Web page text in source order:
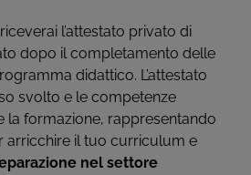
l’attestato privato di
dopo il completamento delle
didattico. L’attestato
svolto e le competenze
la formazione, rappresentando
arricchire il tuo curriculum e
nel settore